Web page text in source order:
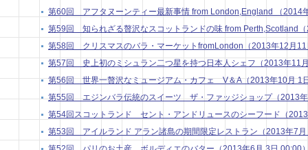
第60回 アフタヌーンティー最新事情 from London,England （2014
第59回 知られざる贅沢なスコットランドの味 from Perth,Scotland
第58回 クリスマスのバラ・マーケットfromLondon（2013年12月11
第57回 史上初のミシュラン二つ星を持つ日本人シェフ（2013年11
第56回 世界一贅沢なミュージアム・カフェ V＆A（2013年10月 1
第55回 エジンバラ伝統のスイーツ ザ・ファッジショップ（2013
第54回スコットランド セント・アンドリュースのシーフード（
第53回 アイルランド アラン諸島の期間限定レストラン（2013年7